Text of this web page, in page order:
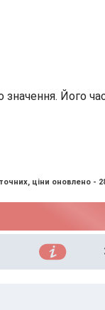
Його
ціни оновлено -